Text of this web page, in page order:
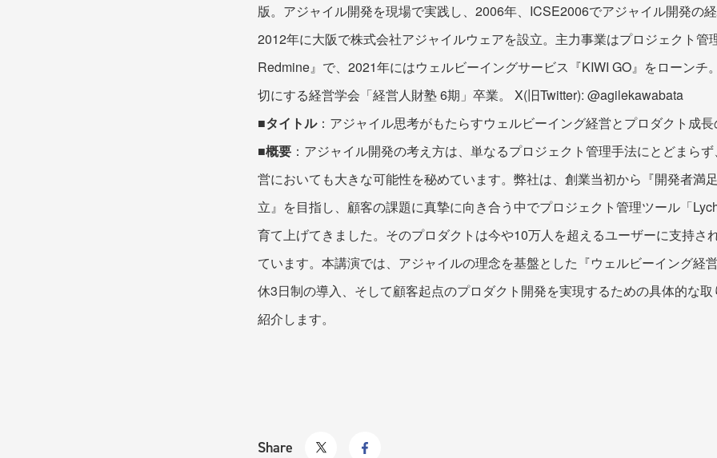
版。アジャイル開発を現場で実践し、2006年、ICSE2006でアジャイル開発の経
2012年に大阪で株式会社アジャイルウェアを設立。主力事業はプロジェクト管
Redmine』で、2021年にはウェルビーイングサービス『KIWI GO』をローンチ
切にする経営学会「経営人財塾 6期」卒業。 X(旧Twitter): @agilekawabata
■タイトル：アジャイル思考がもたらすウェルビーイング経営とプロダクト成
■概要 ：アジャイル開発の考え方は、単なるプロジェクト管理手法にとどまら
営においても大きな可能性を秘めています。弊社は、創業当初から『開発者満
立』を目指し、顧客の課題に真摯に向き合う中でプロジェクト管理ツール「
育て上げてきました。そのプロダクトは今や10万人を超えるユーザーに支持さ
ています。本講演では、アジャイルの理念を基盤とした『ウェルビーイング経
休3日制の導入、そして顧客起点のプロダクト開発を実現するための具体的な
紹介します。
Share